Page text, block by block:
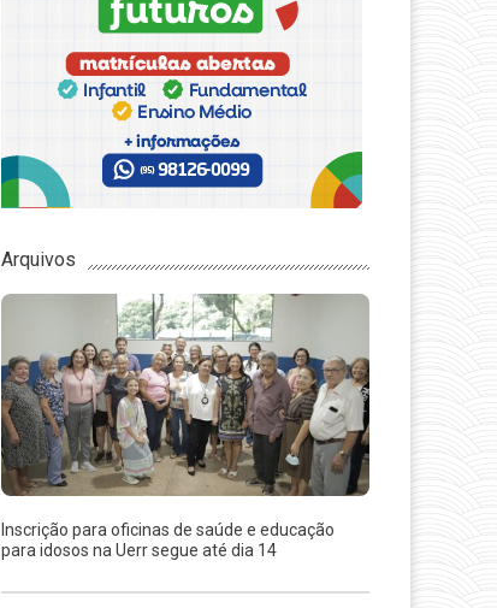
Arquivos
Inscrição para oficinas de saúde e educação
para idosos na Uerr segue até dia 14